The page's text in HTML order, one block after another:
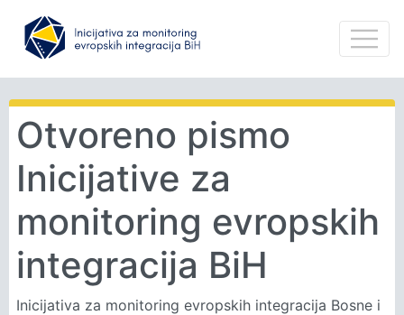
Otvoreno pismo
Inicijative za
monitoring evropskih
integracija BiH
Inicijativa za monitoring evropskih integracija Bosne i